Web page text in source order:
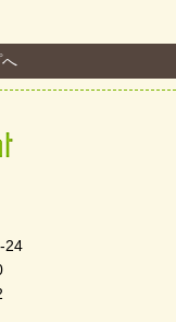
」
に掲載されました
24